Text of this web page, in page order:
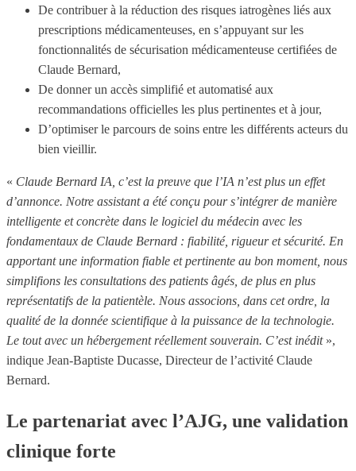
De contribuer à la réduction des risques iatrogènes liés aux
prescriptions médicamenteuses, en s’appuyant sur les
fonctionnalités de sécurisation médicamenteuse certifiées de
Claude Bernard,
De donner un accès simplifié et automatisé aux
recommandations officielles les plus pertinentes et à jour,
D’optimiser le parcours de soins entre les différents acteurs du
bien vieillir.
« Claude Bernard IA, c’est la preuve que l’IA n’est plus un effet
d’annonce. Notre assistant a été conçu pour s’intégrer de manière
intelligente et concrète dans le logiciel du médecin avec les
fondamentaux de Claude Bernard : fiabilité, rigueur et sécurité. En
apportant une information fiable et pertinente au bon moment, nous
simplifions les consultations des patients âgés, de plus en plus
représentatifs de la patientèle. Nous associons, dans cet ordre, la
qualité de la donnée scientifique à la puissance de la technologie.
Le tout avec un hébergement réellement souverain. C’est inédit »,
indique Jean-Baptiste Ducasse, Directeur de l’activité Claude
Bernard.
Le partenariat avec l’AJG, une validation
clinique forte